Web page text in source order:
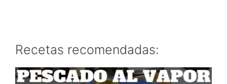
Recetas recomendadas: